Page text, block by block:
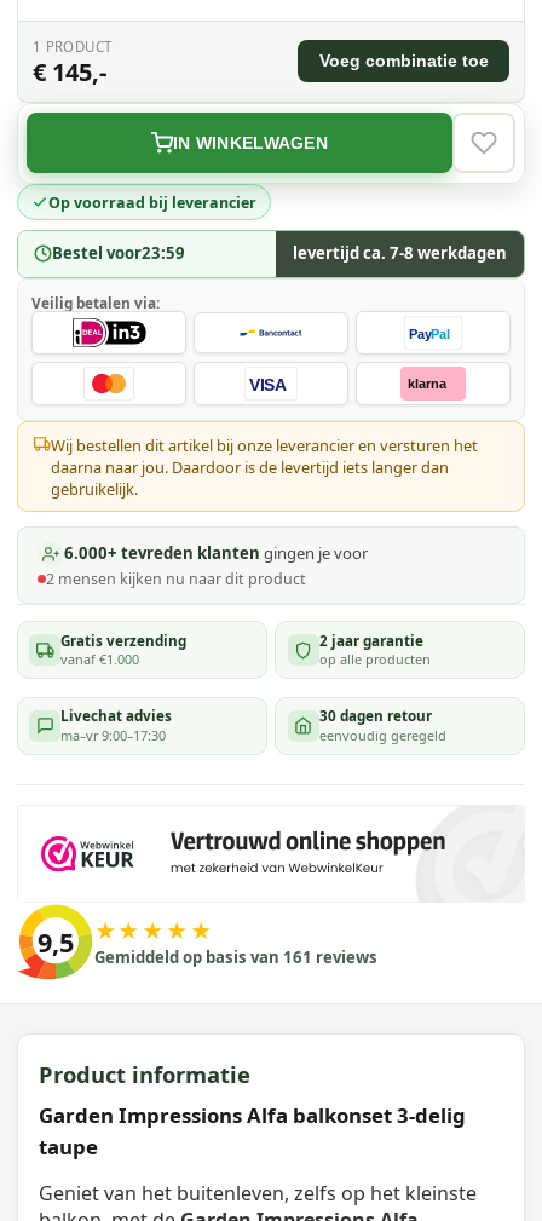
Op voorraad bij leverancier
Bestel voor23:59 levertijd ca. 7-8 werkdagen
IN WINKELWAGEN
1 PRODUCT
€ 145,- Voeg combinatie toe
Veilig betalen via:
PayPal
VISA klarna
Wij bestellen dit artikel bij onze leverancier en versturen het
daarna naar jou. Daardoor is de levertijd iets langer dan
gebruikelijk.
6.000+ tevreden klanten gingen je voor
2 mensen kijken nu naar dit product
Gratis verzending
vanaf €1.000
2 jaar garantie
op alle producten
Livechat advies
ma–vr 9:00–17:30
30 dagen retour
eenvoudig geregeld
9,5 ★★★★★
Gemiddeld op basis van 161 reviews
Product informatie
Garden Impressions Alfa balkonset 3-delig
taupe
Geniet van het buitenleven, zelfs op het kleinste